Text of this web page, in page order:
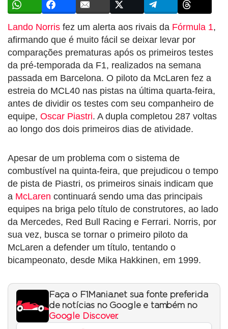
Lando Norris fez um alerta aos rivais da Fórmula 1,
afirmando que é muito fácil se deixar levar por
comparações prematuras após os primeiros testes
da pré-temporada da F1, realizados na semana
passada em Barcelona. O piloto da McLaren fez a
estreia do MCL40 nas pistas na última quarta-feira,
antes de dividir os testes com seu companheiro de
equipe, Oscar Piastri. A dupla completou 287 voltas
ao longo dos dois primeiros dias de atividade.
Apesar de um problema com o sistema de
combustível na quinta-feira, que prejudicou o tempo
de pista de Piastri, os primeiros sinais indicam que
a McLaren continuará sendo uma das principais
equipes na briga pelo título de construtores, ao lado
da Mercedes, Red Bull Racing e Ferrari. Norris, por
sua vez, busca se tornar o primeiro piloto da
McLaren a defender um título, tentando o
bicampeonato, desde Mika Hakkinen, em 1999.
Faça o F1Mania.net sua fonte preferida
de notícias no Google e também no
Google Discover.